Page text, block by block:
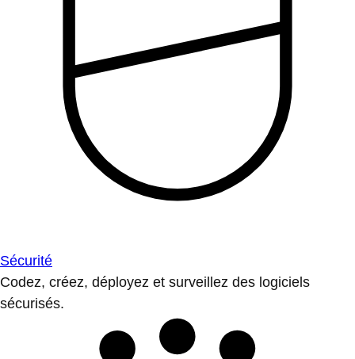
Sécurité
Codez, créez, déployez et surveillez des logiciels
sécurisés.